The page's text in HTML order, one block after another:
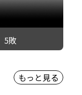
5敗
もっと見る